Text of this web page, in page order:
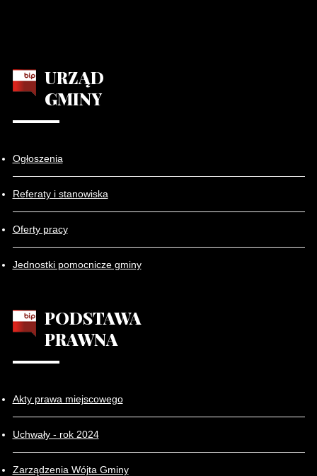
URZĄD
GMINY
Ogłoszenia
Referaty i stanowiska
Oferty pracy
Jednostki pomocnicze gminy
PODSTAWA
PRAWNA
Akty prawa miejscowego
Uchwały - rok 2024
Zarządzenia Wójta Gminy